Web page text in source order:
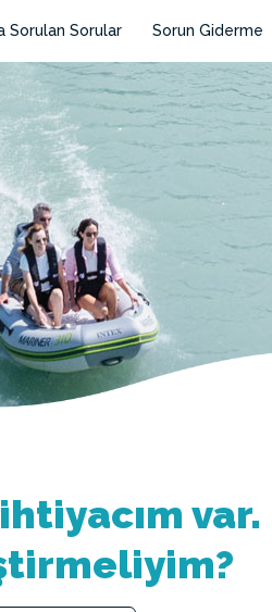
Sorulan Sorular Sorun Giderme
var.